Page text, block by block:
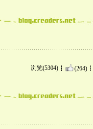
浏览(5304) (264)